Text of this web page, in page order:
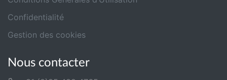
Confidentialité
Gestion des cookies
Nous contacter